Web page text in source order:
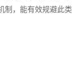
制，能有效规避此类